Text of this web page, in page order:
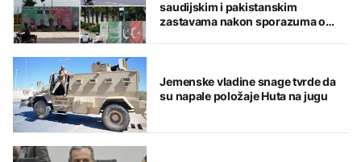
saudijskim i pakistanskim
zastavama nakon sporazuma o
Jemenske vladine snage tvrde da
su napale položaje Huta na jugu